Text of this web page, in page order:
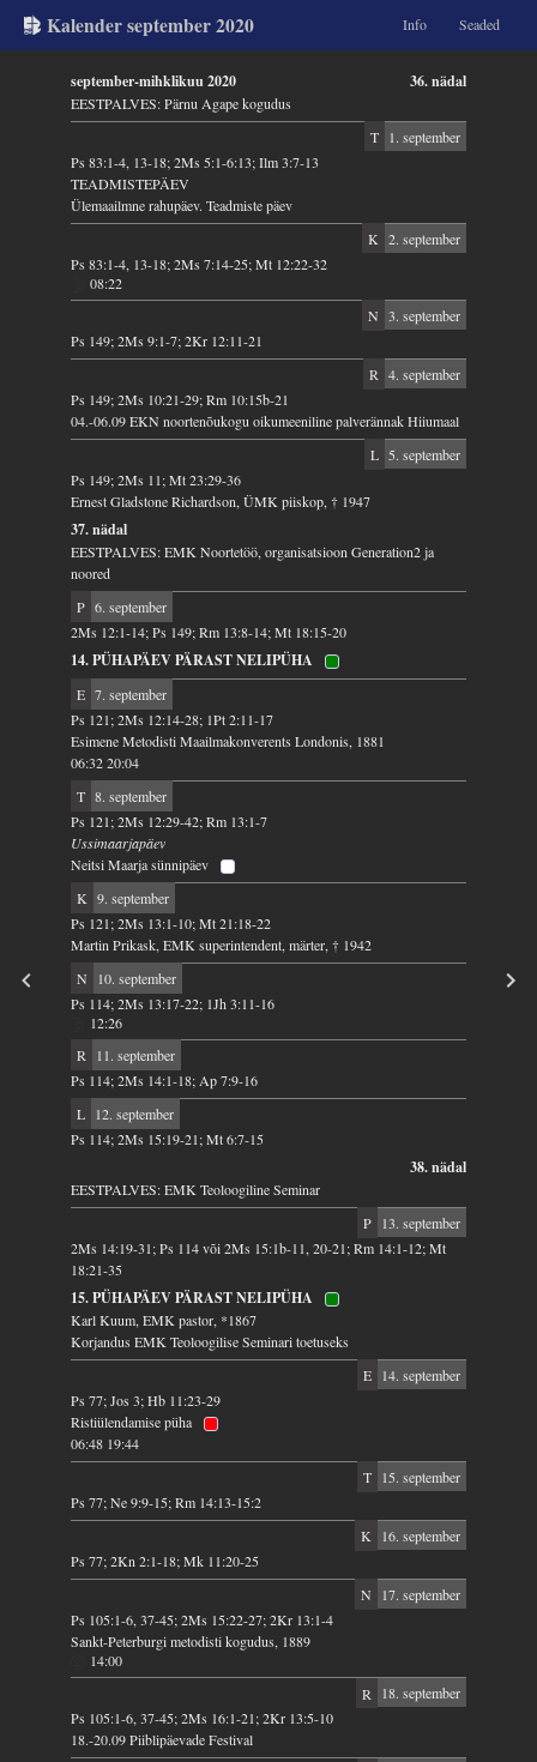
Kalender september 2020 Info Seaded
36. nädal
september-mihklikuu 2020
EESTPALVES: Pärnu Agape kogudus
T
1. september
Ps 83:1-4, 13-18; 2Ms 5:1-6:13; Ilm 3:7-13
TEADMISTEPÄEV
Ülemaailmne rahupäev. Teadmiste päev
K 2. september
Ps 83:1-4, 13-18; 2Ms 7:14-25; Mt 12:22-32
08:22
N 3. september
Ps 149; 2Ms 9:1-7; 2Kr 12:11-21
R 4. september
Ps 149; 2Ms 10:21-29; Rm 10:15b-21
04.-06.09 EKN noortenõukogu oikumeeniline palverännak Hiiumaal
L 5. september
Ps 149; 2Ms 11; Mt 23:29-36
Ernest Gladstone Richardson, ÜMK piiskop, † 1947
37. nädal
EESTPALVES: EMK Noortetöö, organisatsioon Generation2 ja
noored
P 6. september
2Ms 12:1-14; Ps 149; Rm 13:8-14; Mt 18:15-20
14. PÜHAPÄEV PÄRAST NELIPÜHA
E 7. september
Ps 121; 2Ms 12:14-28; 1Pt 2:11-17
Esimene Metodisti Maailmakonverents Londonis, 1881
06:32 20:04
T 8. september
Ps 121; 2Ms 12:29-42; Rm 13:1-7
Ussimaarjapäev
Neitsi Maarja sünnipäev
K 9. september
Ps 121; 2Ms 13:1-10; Mt 21:18-22
Martin Prikask, EMK superintendent, märter, † 1942
N
10. september
Ps 114; 2Ms 13:17-22; 1Jh 3:11-16
12:26
R
11. september
Ps 114; 2Ms 14:1-18; Ap 7:9-16
L
12. september
Ps 114; 2Ms 15:19-21; Mt 6:7-15
38. nädal
EESTPALVES: EMK Teoloogiline Seminar
P
13. september
2Ms 14:19-31; Ps 114 või 2Ms 15:1b-11, 20-21; Rm 14:1-12; Mt
18:21-35
15. PÜHAPÄEV PÄRAST NELIPÜHA
Karl Kuum, EMK pastor, *1867
Korjandus EMK Teoloogilise Seminari toetuseks
E
14. september
Ps 77; Jos 3; Hb 11:23-29
Ristiülendamise püha
06:48 19:44
T
15. september
Ps 77; Ne 9:9-15; Rm 14:13-15:2
K
16. september
Ps 77; 2Kn 2:1-18; Mk 11:20-25
N
17. september
Ps 105:1-6, 37-45; 2Ms 15:22-27; 2Kr 13:1-4
Sankt-Peterburgi metodisti kogudus, 1889
14:00
R
18. september
Ps 105:1-6, 37-45; 2Ms 16:1-21; 2Kr 13:5-10
18.-20.09 Piiblipäevade Festival